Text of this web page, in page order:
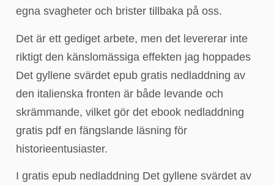
egna svagheter och brister tillbaka på oss.
Det är ett gediget arbete, men det levererar inte
riktigt den känslomässiga effekten jag hoppades
Det gyllene svärdet epub gratis nedladdning av
den italienska fronten är både levande och
skrämmande, vilket gör det ebook nedladdning
gratis pdf en fängslande läsning för
historieentusiaster.
I gratis epub nedladdning Det gyllene svärdet av